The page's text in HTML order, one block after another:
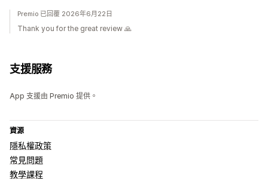
Premio 已回覆 2026年6月22日
Thank you for the great review 🙏
支援服務
App 支援由 Premio 提供。
資源
隱私權政策
常見問題
教學課程